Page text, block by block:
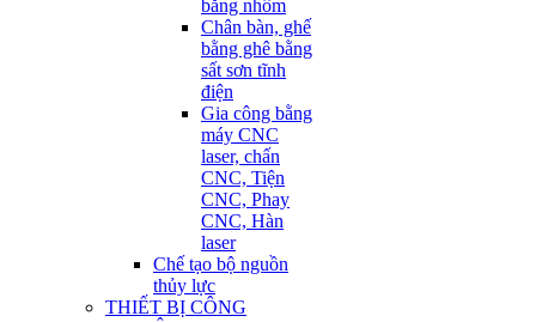
bằng nhôm
Chân bàn, ghế
bằng ghê bằng
sất sơn tĩnh
điện
Gia công bằng
máy CNC
laser, chấn
CNC, Tiện
CNC, Phay
CNC, Hàn
laser
Chế tạo bộ nguồn
thủy lực
THIẾT BỊ CÔNG